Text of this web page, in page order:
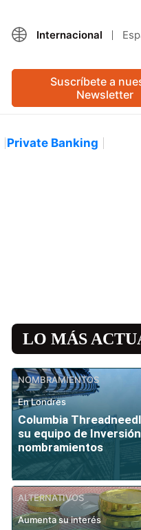
Internacional
Suscríbete a
Newsletter
Private Banking
LO MÁS
NOMBRAMIENTOS
En Londres
Columbia
su equipo de
nombramientos
ALTERNATIVOS
Aumenta su interés